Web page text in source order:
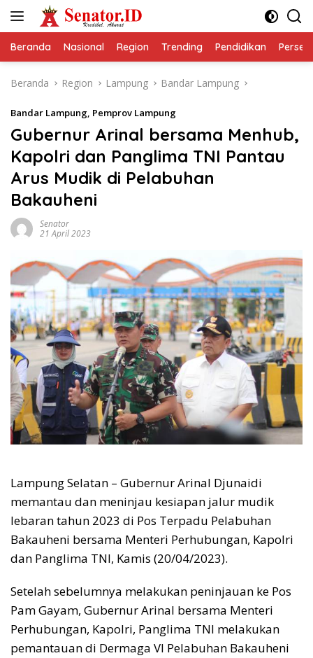
Beranda Nasional Region Trending Pendidikan
Beranda Region Lampung Bandar Lampung
Bandar Lampung, Pemprov Lampung
Gubernur Arinal bersama Menhub,
Kapolri dan Panglima TNI Pantau
Arus Mudik di Pelabuhan
Bakauheni
Senator
21 April 2023
Lampung Selatan – Gubernur Arinal Djunaidi
memantau dan meninjau kesiapan jalur mudik
lebaran tahun 2023 di Pos Terpadu Pelabuhan
Bakauheni bersama Menteri Perhubungan, Kapolri
dan Panglima TNI, Kamis (20/04/2023).
Setelah sebelumnya melakukan peninjauan ke Pos
Pam Gayam, Gubernur Arinal bersama Menteri
Perhubungan, Kapolri, Panglima TNI melakukan
pemantauan di Dermaga VI Pelabuhan Bakauheni